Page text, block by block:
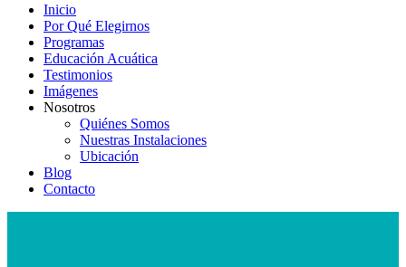
Inicio
Por Qué Elegirnos
Programas
Educación Acuática
Testimonios
Imágenes
Nosotros
Quiénes Somos
Nuestras Instalaciones
Ubicación
Blog
Contacto